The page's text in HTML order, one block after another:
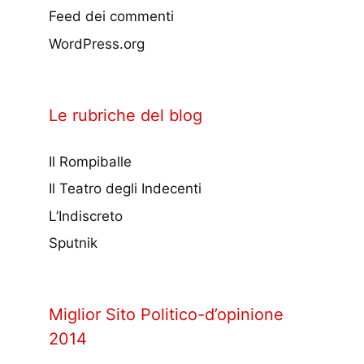
Feed dei commenti
WordPress.org
Le rubriche del blog
Il Rompiballe
Il Teatro degli Indecenti
L’Indiscreto
Sputnik
Miglior Sito Politico-d’opinione
2014